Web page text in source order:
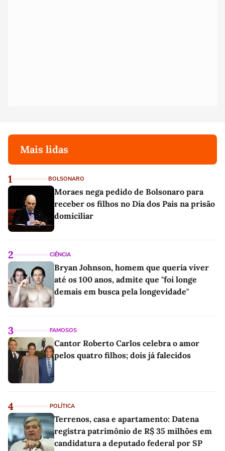
Mais lidas
1 BOLSONARO
Moraes nega pedido de Bolsonaro para
receber os filhos no Dia dos Pais na prisão
domiciliar
2 CIÊNCIA
Bryan Johnson, homem que queria viver
até os 100 anos, admite que "foi longe
demais em busca pela longevidade"
3 FAMOSOS
Cantor Roberto Carlos celebra o amor
pelos quatro filhos; dois já falecidos
4 POLÍTICA
Terrenos, casa e apartamento: Datena
registra patrimônio de R$ 35 milhões em
candidatura a deputado federal por SP